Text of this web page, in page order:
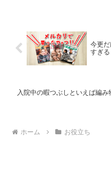
今更
すぎる
入院中の暇つぶしといえば編み
ホーム お役立ち